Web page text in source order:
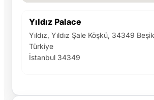
Yıldız Palace
Yıldız, Yıldız Şale Köşkü, 34349
Türkiye
İstanbul 34349